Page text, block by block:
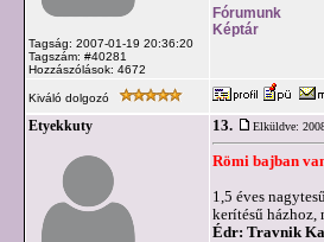
Tagság: 2007-01-19 20:36:20
Tagszám: #40281
Hozzászólások: 4672
Fórumunk
Képtár
Kiváló dolgozó
Etyekkuty 13. Elküldve:
Römi bajban
1,5 éves
kerítésű házhoz,
Édr: Travnik